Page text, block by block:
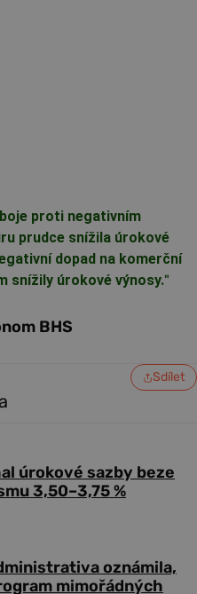
proti negativním
prudce snížila úrokové
dopad na komerční
snížily úrokové výnosy."
BHS
Sdílet
úrokové sazby beze
3,50–3,75 %
oznámila,
mimořádných